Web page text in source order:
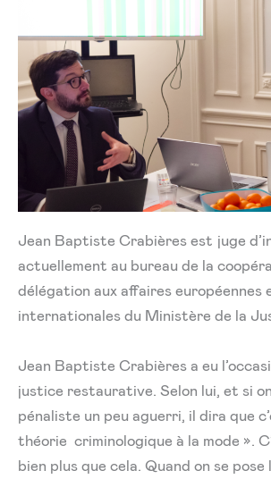
Jean Baptiste Crabières est juge
actuellement au bureau de la
délégation aux affaires européennes
internationales du Ministère de la
Jean Baptiste Crabières a eu
justice restaurative. Selon lui, et si
pénaliste un peu aguerri, il dira que
théorie criminologique à la mode ».
bien plus que cela. Quand on se